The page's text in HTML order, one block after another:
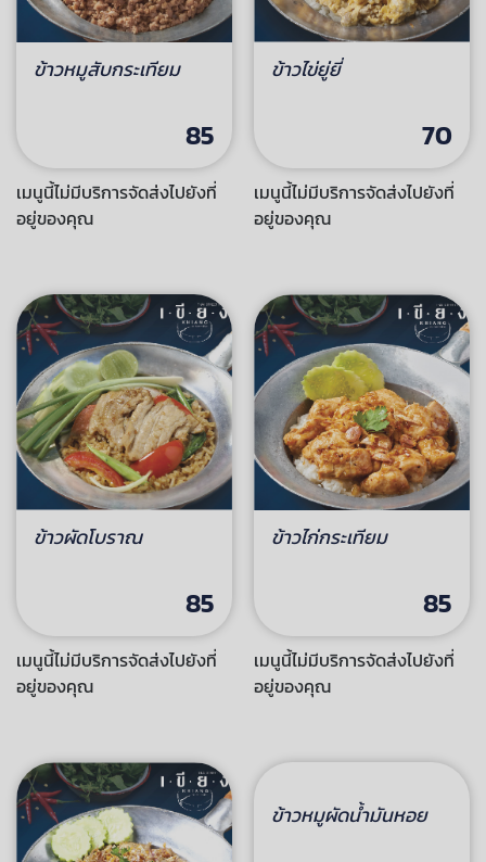
ข้าวหมูสับกระเทียม
85
เมนูนี้ไม่มีบริการจัดส่งไปยังที่
อยู่ของคุณ
ข้าวไข่ยู่ยี่
70
เมนูนี้ไม่มีบริการจัดส่งไปยังที่
อยู่ของคุณ
ข้าวผัดโบราณ
85
เมนูนี้ไม่มีบริการจัดส่งไปยังที่
อยู่ของคุณ
ข้าวไก่กระเทียม
85
เมนูนี้ไม่มีบริการจัดส่งไปยังที่
อยู่ของคุณ